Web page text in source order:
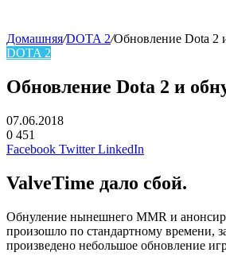
Домашняя/DOTA 2/Обновление Dota 2
DOTA 2
Обновление Dota 2 и
07.06.2018
0 451
Facebook Twitter LinkedIn
ValveTime дало сбой.
Обнуление нынешнего MMR и
произошло по стандартному времени,
произведено небольшое обновление